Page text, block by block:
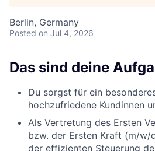
Berlin, Germany
Posted on Jul 4, 2026
Das sind deine
Du sorgst für ein
hochzufriedene Kundinnen
Als Vertretung des Ersten
bzw. der Ersten Kraft (m/
der effizienten Steuerung